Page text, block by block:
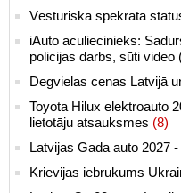
Vēsturiskā spēkrata
iAuto aculiecinieks:
policijas darbs, sūti video
Degvielas cenas Latvijā
Toyota Hilux elektroauto
lietotāju atsauksmes (8)
Latvijas Gada auto 2027
Krievijas iebrukums